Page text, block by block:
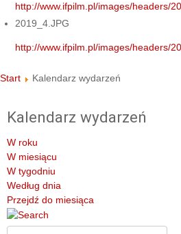
http://www.ifpilm.pl/images/headers/
2019_4.JPG
http://www.ifpilm.pl/images/headers/
Start Kalendarz wydarzeń
Kalendarz wydarzeń
W roku
W miesiącu
W tygodniu
Według dnia
Przejdź do miesiąca